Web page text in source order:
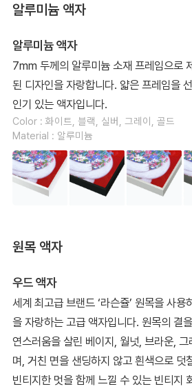
알루미늄 액자
알루미늄 액자
7mm 두께의 알루미늄 소재 프레임으로
된 디자인을 자랑합니다. 얇은 프레임을
인기 있는 액자입니다.
Color : 화이트, 블랙, 실버, 그레이, 골드
Material : 알루미늄
원목 액자
우드 액자
세계 최고급 브랜드 ‘라슨쥴’ 원목을 사
을 자랑하는 고급 액자입니다. 원목의 결
연스러움을 살린 베이지, 월넛, 브라운,
며, 거친 면을 샌딩하지 않고 흰색으로 덧
빈티지한 멋을 함께 느낄 수 있는 빈티지